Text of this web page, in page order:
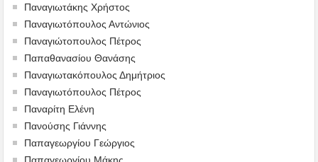
Παναγιωτάκης Χρήστος
Παναγιωτόπουλος Αντώνιος
Παναγιώτοπουλος Πέτρος
Παπαθανασίου Θανάσης
Παναγιωτακόπουλος Δημήτριος
Παναγιωτόπουλος Πέτρος
Παναρίτη Ελένη
Πανούσης Γιάννης
Παπαγεωργίου Γεώργιος
Παπαγεωργίου Μάκης